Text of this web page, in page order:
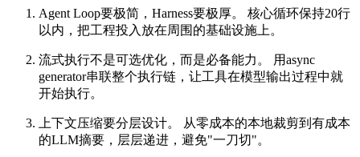
Agent Loop要极简，Harness要极厚。 核心循环保持20行
以内，把工程投入放在周围的基础设施上。
流式执行不是可选优化，而是必备能力。 用async
generator串联整个执行链，让工具在模型输出过程中就
开始执行。
上下文压缩要分层设计。 从零成本的本地裁剪到有成本
的LLM摘要，层层递进，避免"一刀切"。